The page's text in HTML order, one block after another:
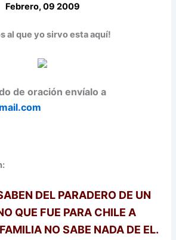
Febrero, 09 2009
al que yo sirvo esta aquí!
de oración envíalo a
DEL PARADERO DE UN
QUE FUE PARA CHILE A
NO SABE NADA DE EL.